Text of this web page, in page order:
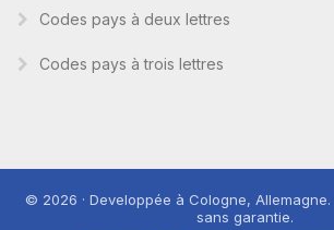
Codes pays à deux lettres
Codes pays à trois lettres
© 2026 · Developpée à Cologne, Allemagne.
sans garantie.